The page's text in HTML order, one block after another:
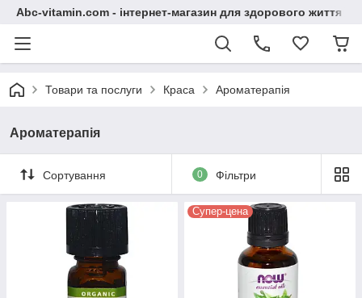
Abc-vitamin.com - інтернет-магазин для здорового життя
Товари та послуги Краса Ароматерапія
Ароматерапія
Сортування 0 Фільтри
Супер-цена